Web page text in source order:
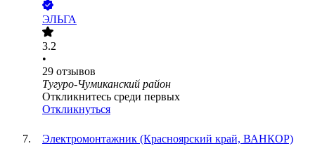
ЭЛЬГА
3.2
•
29 отзывов
Тугуро-Чумиканский район
Откликнитесь среди первых
Откликнуться
Электромонтажник (Красноярский край, ВАНКОР)